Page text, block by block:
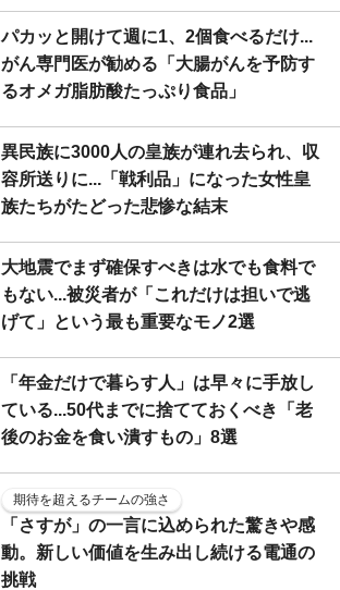
パカッと開けて週に1、2個食べるだけ...
がん専門医が勧める「大腸がんを予防す
るオメガ脂肪酸たっぷり食品」
異民族に3000人の皇族が連れ去られ、収
容所送りに...「戦利品」になった女性皇
族たちがたどった悲惨な結末
大地震でまず確保すべきは水でも食料で
もない...被災者が「これだけは担いで逃
げて」という最も重要なモノ2選
「年金だけで暮らす人」は早々に手放し
ている...50代までに捨てておくべき「老
後のお金を食い潰すもの」8選
期待を超えるチームの強さ
「さすが」の一言に込められた驚きや感
動。新しい価値を生み出し続ける電通の
挑戦